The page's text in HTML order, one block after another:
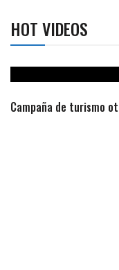
HOT VIDEOS
Campaña de turismo